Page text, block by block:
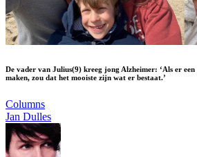
De vader van Julius(9) kreeg jong Alzheimer: ‘Als er
maken, zou dat het mooiste zijn wat er bestaat.’
Columns
Jan Dulles